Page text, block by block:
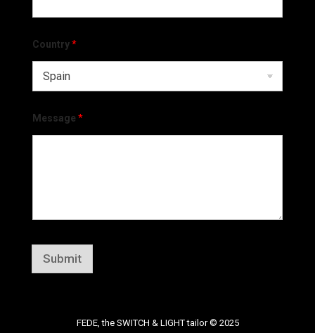
Country*
Message *
Submit
FEDE, the SWITCH & LIGHT tailor © 2025